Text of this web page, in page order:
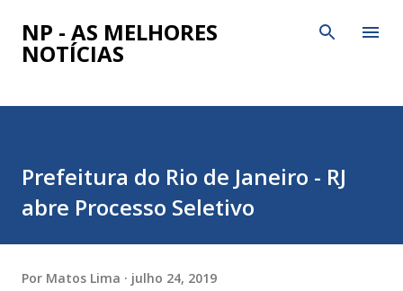
Pular para o conteúdo principal
NP - AS MELHORES
NOTÍCIAS
Prefeitura do Rio de Janeiro - RJ
abre Processo Seletivo
Por Matos Lima julho 24, 2019